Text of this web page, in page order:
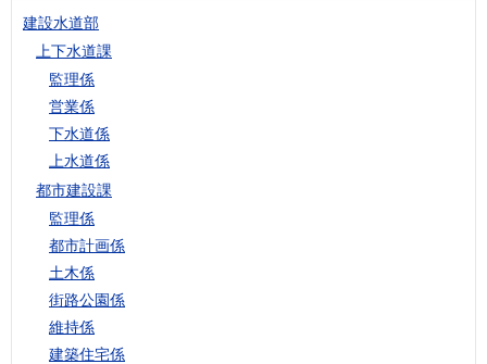
建設水道部
上下水道課
監理係
営業係
下水道係
上水道係
都市建設課
監理係
都市計画係
土木係
街路公園係
維持係
建築住宅係